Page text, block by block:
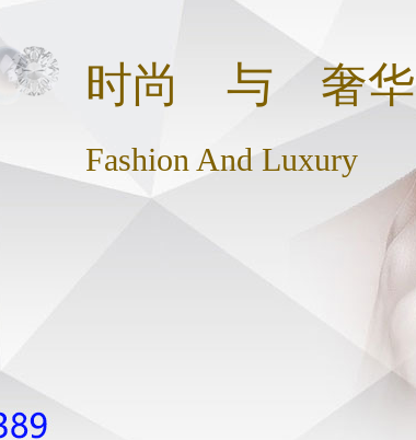
时尚 与 奢华
Fashion And Luxury